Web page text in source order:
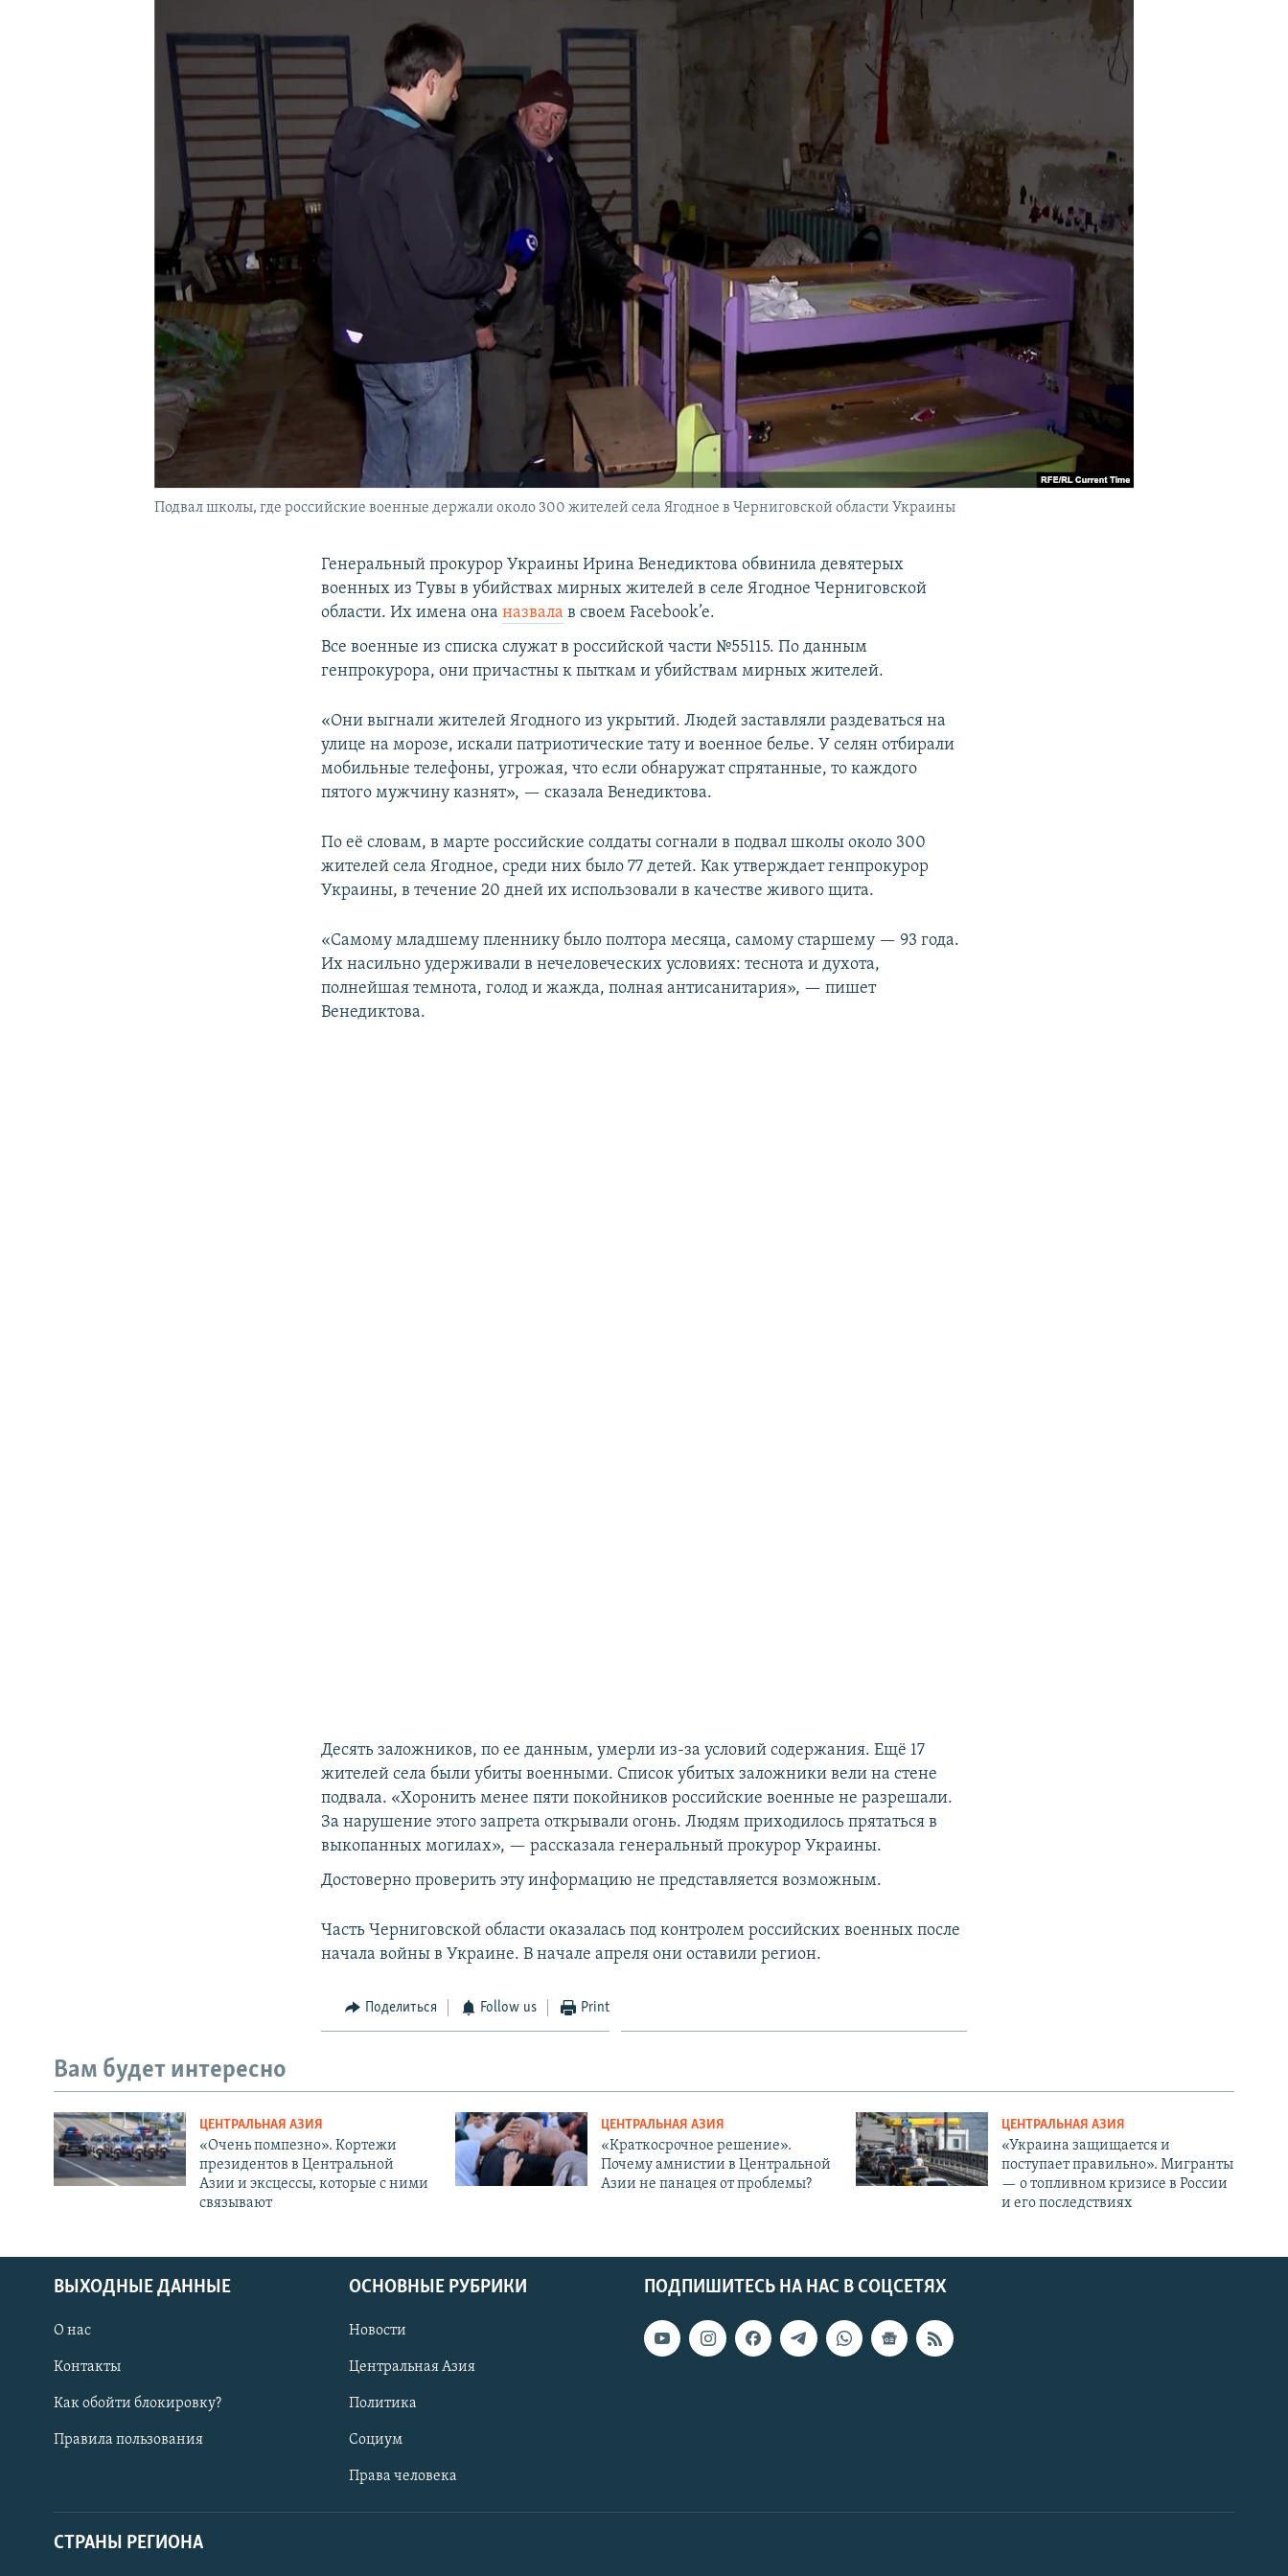
Подвал школы, где российские военные держали около 300 жителей села Ягодное в Черниговской области Украины
Генеральный прокурор Украины Ирина Венедиктова обвинила девятерых
военных из Тувы в убийствах мирных жителей в селе Ягодное Черниговской
области. Их имена онаназвала в своем Facebook’e.
Все военные из списка служат в российской части №55115. По данным
генпрокурора, они причастны к пыткам и убийствам мирных жителей.
«Они выгнали жителей Ягодного из укрытий. Людей заставляли раздеваться на
улице на морозе, искали патриотические тату и военное белье. У селян отбирали
мобильные телефоны, угрожая, что если обнаружат спрятанные, то каждого
пятого мужчину казнят», — сказала Венедиктова.
По её словам, в марте российские солдаты согнали в подвал школы около 300
жителей села Ягодное, среди них было 77 детей. Как утверждает генпрокурор
Украины, в течение 20 дней их использовали в качестве живого щита.
«Самому младшему пленнику было полтора месяца, самому старшему — 93 года.
Их насильно удерживали в нечеловеческих условиях: теснота и духота,
полнейшая темнота, голод и жажда, полная антисанитария», — пишет
Венедиктова.
Десять заложников, по ее данным, умерли из-за условий содержания. Ещё 17
жителей села были убиты военными. Список убитых заложники вели на стене
подвала. «Хоронить менее пяти покойников российские военные не разрешали.
За нарушение этого запрета открывали огонь. Людям приходилось прятаться в
выкопанных могилах», — рассказала генеральный прокурор Украины.
Достоверно проверить эту информацию не представляется возможным.
Часть Черниговской области оказалась под контролем российских военных после
начала войны в Украине. В начале апреля они оставили регион.
Поделиться Follow us Print
Вам будет интересно
ЦЕНТРАЛЬНАЯ АЗИЯ
«Очень помпезно». Кортежи
президентов в Центральной
Азии и эксцессы, которые с ними
связывают
ЦЕНТРАЛЬНАЯ АЗИЯ
«Краткосрочное решение».
Почему амнистии в Центральной
Азии не панацея от проблемы?
ЦЕНТРАЛЬНАЯ АЗИЯ
«Украина защищается и
поступает правильно». Мигранты
— о топливном кризисе в России
и его последствиях
ПОДПИШИТЕСЬ НА НАС В СОЦСЕТЯХ
ВЫХОДНЫЕ ДАННЫЕ
О нас
Контакты
Как обойти блокировку?
Правила пользования
ОСНОВНЫЕ РУБРИКИ
Новости
Центральная Азия
Политика
Социум
Права человека
СТРАНЫ РЕГИОНА